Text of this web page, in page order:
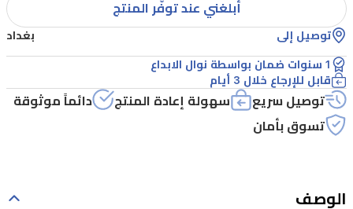
أبلغني عند توفّر المنتج
توصيل إلى بغداد
1 سنوات ضمان بواسطة نوال الابداع
قابل للإرجاع خلال 3 أيام
توصيل سريع سهولة إعادة المنتج
دائماً موثوقة
تسوق بأمان
الوصف